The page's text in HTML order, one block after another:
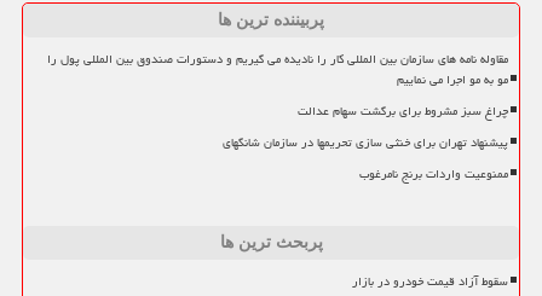
پربیننده ترین ها
مقاوله نامه های سازمان بین المللی کار را نادیده می گیریم و دستورات صندوق بین المللی پول را
مو به مو اجرا می نماییم
چراغ سبز مشروط برای برگشت سهام عدالت
پیشنهاد تهران برای خنثی سازی تحریمها در سازمان شانگهای
ممنوعیت واردات برنج نامرغوب
پربحث ترین ها
سقوط آزاد قیمت خودرو در بازار